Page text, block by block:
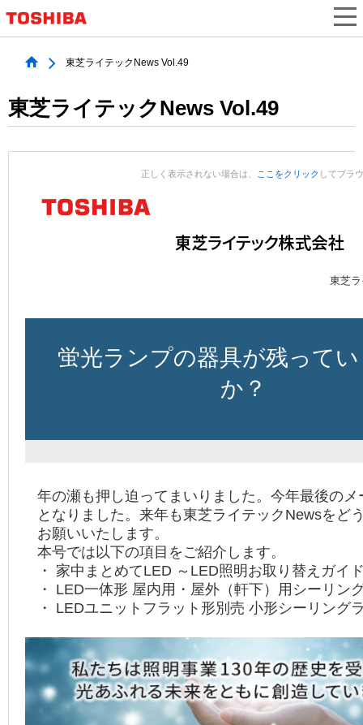
東芝ライテックNews Vol.49
東芝ライテックNews Vol.49
正しく表示されない場合は、 ここをクリック してブラ
東芝
蛍光ランプの器具が残って
か？
年の瀬も押し迫ってまいりました。今年最後のメ
となりました。来年も東芝ライテックNewsをど
お願いいたします。
本号では以下の項目をご紹介します。
・ 家中まとめてLED ～LED照明お取り替えガイ
・ LED一体形 屋内用・屋外（軒下）用シーリン
・ LEDユニットフラット形別売 小形シーリング